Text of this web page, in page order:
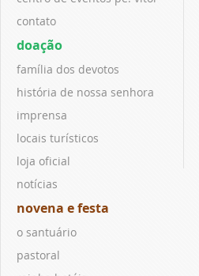
contato
doação
família dos devotos
história de nossa senhora
imprensa
locais turísticos
loja oficial
notícias
novena e festa
o santuário
pastoral